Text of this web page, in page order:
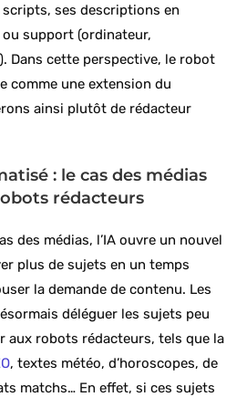
ses descriptions en
support (ordinateur,
Dans cette perspective, le robot
comme une extension du
ainsi plutôt de rédacteur
: le cas des médias
rédacteurs
des médias, l’IA ouvre un nouvel
plus de sujets en un temps
la demande de contenu. Les
déléguer les sujets peu
aux robots rédacteurs, tels que la
, textes météo, d’horoscopes, de
matchs… En effet, si ces sujets